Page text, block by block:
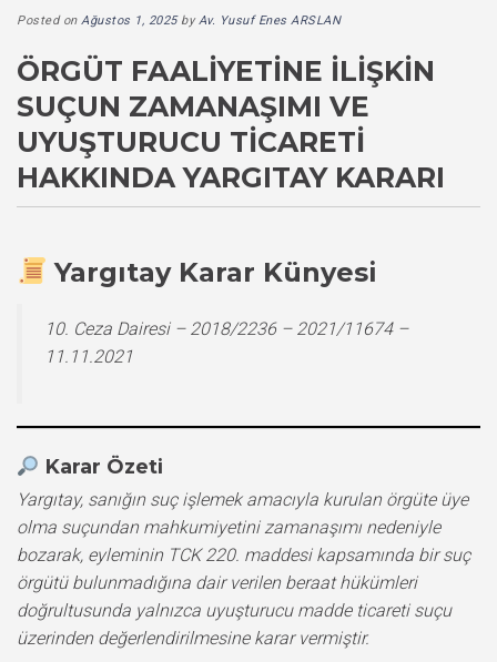
Posted on Ağustos 1, 2025byAv. Yusuf Enes ARSLAN
ÖRGÜT FAALIYETINE İLIŞKIN
SUÇUN ZAMANAŞIMI VE
UYUŞTURUCU TICARETI
HAKKINDA YARGITAY KARARI
Yargıtay Karar Künyesi
10. Ceza Dairesi – 2018/2236 – 2021/11674 –
11.11.2021
Karar Özeti
Yargıtay, sanığın suç işlemek amacıyla kurulan örgüte üye
olma suçundan mahkumiyetini zamanaşımı nedeniyle
bozarak, eyleminin TCK 220. maddesi kapsamında bir suç
örgütü bulunmadığına dair verilen beraat hükümleri
doğrultusunda yalnızca uyuşturucu madde ticareti suçu
üzerinden değerlendirilmesine karar vermiştir.